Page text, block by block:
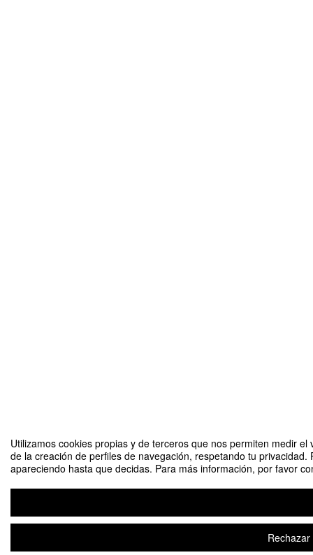
Utilizamos cookies propias y de terceros que nos permiten medir
de la creación de perfiles de navegación, respetando tu
apareciendo hasta que decidas. Para más información, por favor